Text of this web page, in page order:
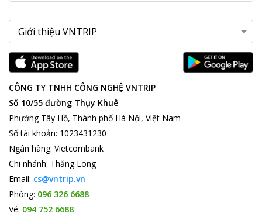
CÔNG TY TNHH CÔNG NGHỆ VNTRIP
Số 10/55 đường Thụy Khuê
Phường Tây Hồ, Thành phố Hà Nội, Việt Nam
Số tài khoản: 1023431230
Ngân hàng: Vietcombank
Chi nhánh: Thăng Long
Email: cs@vntrip.vn
Phòng: 096 326 6688
Vé: 094 752 6688